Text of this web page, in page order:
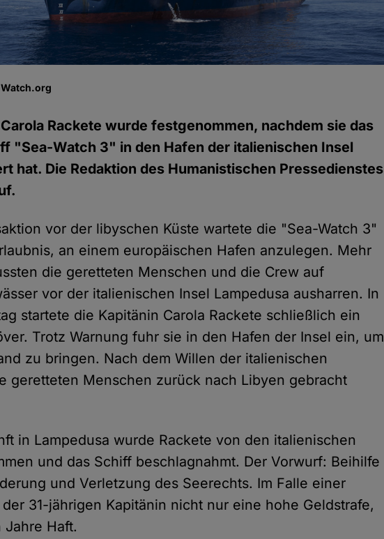
Rackete wurde festgenommen, nachdem sie das
"Sea-Watch 3" in den Hafen der italienischen Insel
hat. Die Redaktion des Humanistischen Pressedienstes
vor der libyschen Küste wartete die "Sea-Watch 3"
an einem europäischen Hafen anzulegen. Mehr
die geretteten Menschen und die Crew auf
vor der italienischen Insel Lampedusa ausharren. In
startete die Kapitänin Carola Rackete schließlich ein
Trotz Warnung fuhr sie in den Hafen der Insel ein, um
zu bringen. Nach dem Willen der italienischen
geretteten Menschen zurück nach Libyen gebracht
in Lampedusa wurde Rackete von den italienischen
und das Schiff beschlagnahmt. Der Vorwurf: Beihilfe
und Verletzung des Seerechts. Im Falle einer
31-jährigen Kapitänin nicht nur eine hohe Geldstrafe,
Haft.